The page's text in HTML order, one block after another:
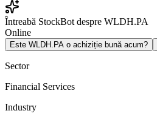
Întreabă StockBot despre WLDH.PA
Online
Este WLDH.PA o achiziție bună acum?
Sector
Financial Services
Industry